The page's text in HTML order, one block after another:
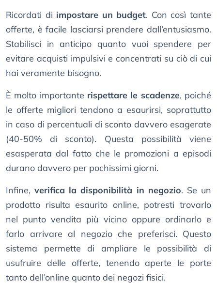
Ricordati di impostare un budget. Con così tante
offerte, è facile lasciarsi prendere dall’entusiasmo.
Stabilisci in anticipo quanto vuoi spendere per
evitare acquisti impulsivi e concentrati su ciò di cui
hai veramente bisogno.
È molto importante rispettare le scadenze, poiché
le offerte migliori tendono a esaurirsi, soprattutto
in caso di percentuali di sconto davvero esagerate
(40-50% di sconto). Questa possibilità viene
esasperata dal fatto che le promozioni a episodi
durano davvero per pochissimi giorni.
Infine,verifica la disponibilità in negozio. Se un
prodotto risulta esaurito online, potresti trovarlo
nel punto vendita più vicino oppure ordinarlo e
farlo arrivare al negozio che preferisci. Questo
sistema permette di ampliare le possibilità di
usufruire delle offerte, tenendo aperte le porte
tanto dell’online quanto dei negozi fisici.